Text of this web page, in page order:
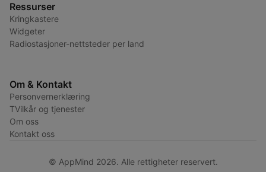
Ressurser
Kringkastere
Widgeter
Radiostasjoner-nettsteder per land
Om & Kontakt
Personvernerklæring
TVilkår og tjenester
Om oss
Kontakt oss
© AppMind 2026. Alle rettigheter reservert.